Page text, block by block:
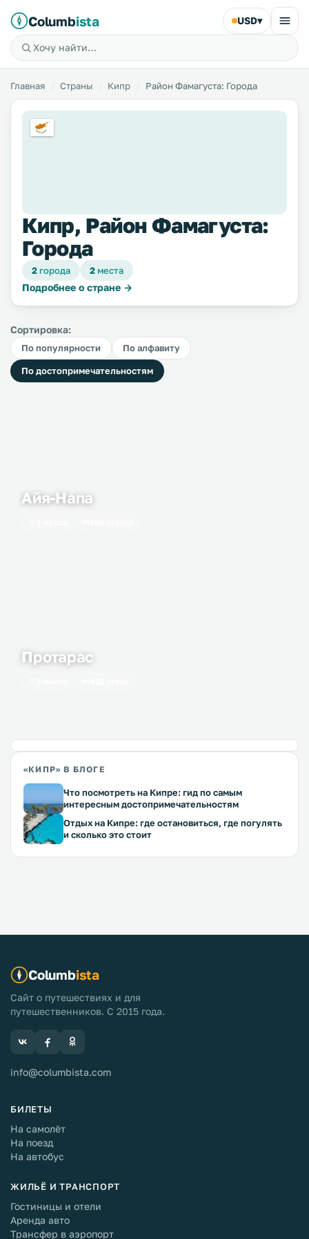
Columbista USD▾
Главная Страны Кипр Район Фамагуста: Города
Кипр, Район Фамагуста:
Города
2 города 2 места
Подробнее о стране →
Сортировка:
По популярности По алфавиту
По достопримечательностям
Айя-Напа
Протарас
«КИПР» В БЛОГЕ
Что посмотреть на Кипре: гид по самым
интересным достопримечательностям
Отдых на Кипре: где остановиться, где погулять
и сколько это стоит
Columbista
Сайт о путешествиях и для
путешественников. С 2015 года.
info@columbista.com
БИЛЕТЫ
На самолёт
На поезд
На автобус
ЖИЛЬЁ И ТРАНСПОРТ
Гостиницы и отели
Аренда авто
Трансфер в аэропорт